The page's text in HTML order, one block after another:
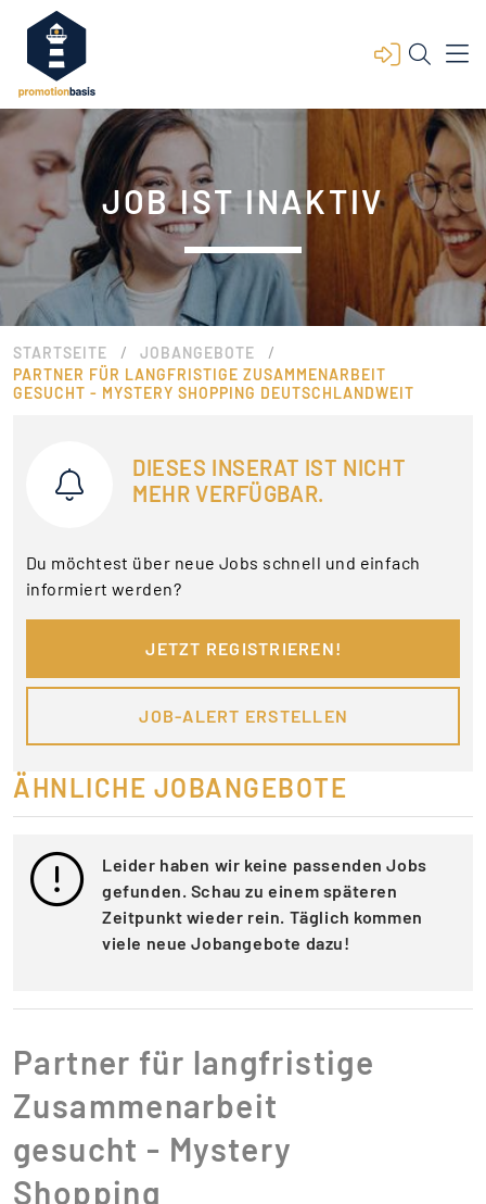
JOB IST INAKTIV
STARTSEITE / JOBANGEBOTE /
PARTNER FÜR LANGFRISTIGE ZUSAMMENARBEIT
GESUCHT - MYSTERY SHOPPING DEUTSCHLANDWEIT
DIESES INSERAT IST NICHT
MEHR VERFÜGBAR.
Du möchtest über neue Jobs schnell und einfach
informiert werden?
JETZT REGISTRIEREN!
JOB-ALERT ERSTELLEN
ÄHNLICHE JOBANGEBOTE
Leider haben wir keine passenden Jobs
gefunden. Schau zu einem späteren
Zeitpunkt wieder rein. Täglich kommen
viele neue Jobangebote dazu!
Partner für langfristige
Zusammenarbeit
gesucht - Mystery
Shopping